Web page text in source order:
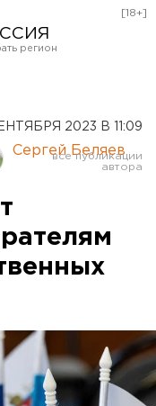
[18+]
2023 В 11:09
Сергей Беляев